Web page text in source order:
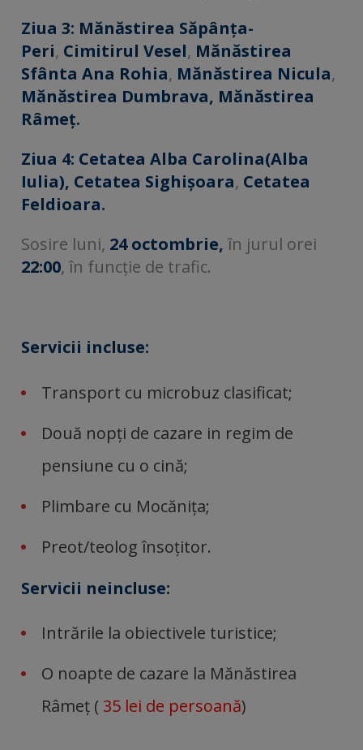
Ziua 3: Mănăstirea Săpânța-
Peri, Cimitirul Vesel, Mănăstirea
Sfânta Ana Rohia, Mănăstirea Nicula,
Mănăstirea Dumbrava, Mănăstirea
Râmeț.
Ziua 4: Cetatea Alba Carolina(Alba
Iulia), Cetatea Sighișoara, Cetatea
Feldioara.
Sosire luni, 24 octombrie, în jurul orei
22:00, în funcție de trafic.
Servicii incluse:
Transport cu microbuz clasificat;
Două nopți de cazare in regim de
pensiune cu o cină;
Plimbare cu Mocănița;
Preot/teolog însoțitor.
Servicii neincluse:
Intrările la obiectivele turistice;
O noapte de cazare la Mănăstirea
Râmeț ( 35 lei de persoană)